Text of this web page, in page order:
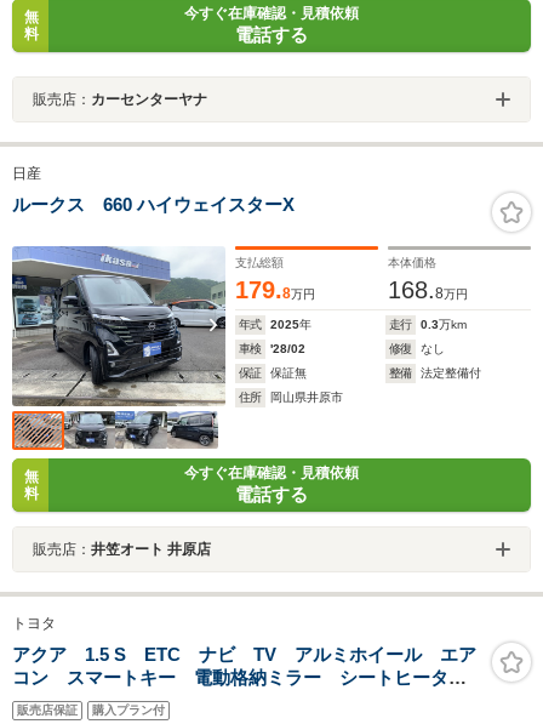
無
料
今すぐ在庫確認・見積依頼
電話する
販売店： カーセンターヤナ
日産
ルークス 660 ハイウェイスターX
支払総額
179.8万円
本体価格
168.8万円
年式 2025年 走行 0.3万km
車検
'28/02 修復
なし
保証
保証無 整備
法定整備付
住所
岡山県井原市
無
料
今すぐ在庫確認・見積依頼
電話する
販売店： 井笠オート 井原店
トヨタ
アクア 1.5 S ETC ナビ TV アルミホイール エア
コン スマートキー 電動格納ミラー シートヒータ
ー CVT USB Bluetooth パワーウィンドウ
販売店保証 購入プラン付